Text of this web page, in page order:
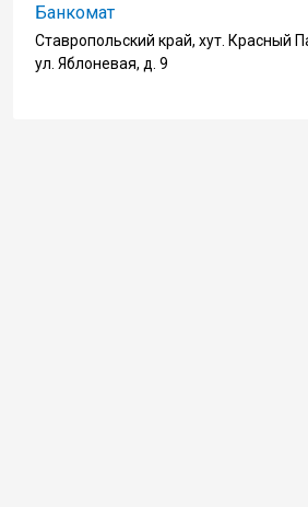
Банкомат
Ставропольский край, хут. Красный
ул. Яблоневая, д. 9